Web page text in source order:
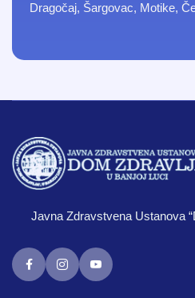
Dragočaj, Šargovac, Motike,
Javna Zdravstvena Ustanova